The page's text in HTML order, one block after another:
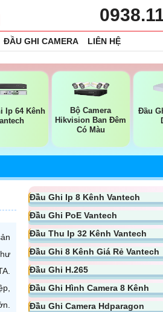
ĐẦU GHI CAMERA LIÊN HỆ
Ip 64 Kênh
Bộ Camera
Hikvision Ban Đêm
Có Màu
Đầu
Đầu Ghi Ip 8 Kênh Vantech
Đầu Ghi PoE Vantech
Đầu Thu Ip 32 Kênh Vantech
Đầu Ghi 8 Kênh Giá Rẻ Vantech
Đầu Ghi H.265
Đầu Ghi Hình Camera 8 Kênh
Đầu Ghi Camera Hdparagon